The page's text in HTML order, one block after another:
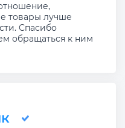
товары лучше
Спасибо
обращаться к ним